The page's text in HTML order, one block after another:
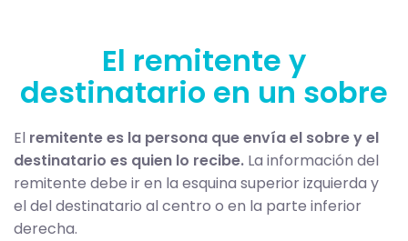
El remitente y
destinatario en un sobre
El remitente es la persona que envía el sobre y el
destinatario es quien lo recibe. La información del
remitente debe ir en la esquina superior izquierda y
el del destinatario al centro o en la parte inferior
derecha.